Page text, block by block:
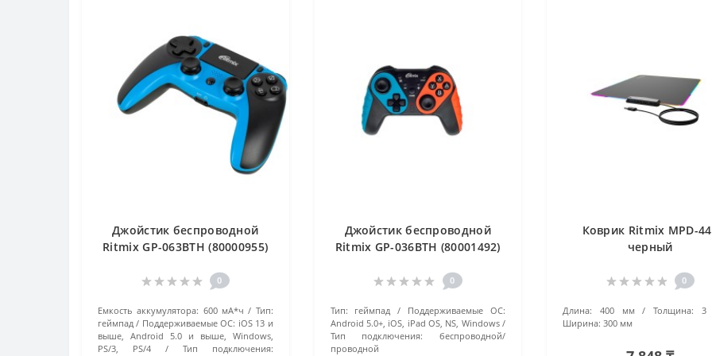
Джойстик беспроводной
Ritmix GP-063BTH (80000955)
0
Емкость аккумулятора: 600 мА*ч
Тип:
геймпад
Поддерживаемые ОС: iOS 13 и
выше, Android 5.0 и выше, Windows,
PS/3, PS/4
Тип подключения:
Джойстик беспроводной
Ritmix GP-036BTH (80001492)
0
Тип: геймпад
Поддерживаемые ОС:
Android 5.0+, iOS, iPad OS, NS, Windows
Тип подключения:
беспроводной/
проводной
Коврик Ritmix MPD-
черный
0
Длина: 400 мм Толщина:
3
Ширина: 300 мм